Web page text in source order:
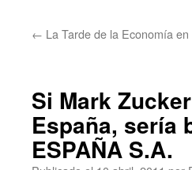
← La Tarde de la Economía
Si Mark
España, sería
ESPAÑA S.A.